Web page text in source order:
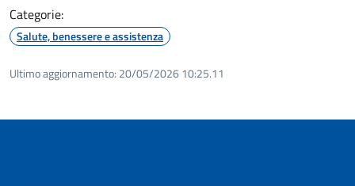
Categorie:
Salute, benessere e assistenza
Ultimo aggiornamento: 20/05/2026 10:25.11